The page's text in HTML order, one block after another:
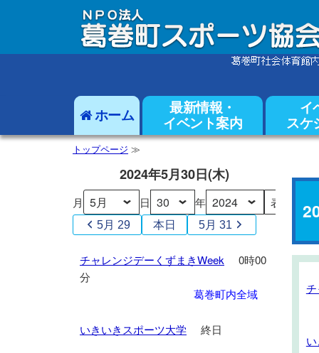
ホーム
最新情報・
イベント案内
イ
スケ
トップページ ≫
チ
ン
い
2024年5月30日(木)
月 日 年
5月 29 本日 5月 31
チ
ャ
ジ
チャレンジデーくずまきWeek
0時00
分
葛巻町内全域
い
いきいきスポーツ大学 終日